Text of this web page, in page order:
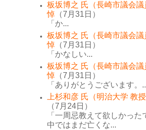
板坂博之 氏（長崎市議会議
悼 （7月31日）
「か...
板坂博之 氏（長崎市議会議
悼 （7月31日）
「かなしい...
板坂博之 氏（長崎市議会議
悼 （7月31日）
「ありがとうございます。
上杉和彦 氏（明治大学 教
（7月24日）
「一周忌教えて欲しかった
中ではまだ亡くな...